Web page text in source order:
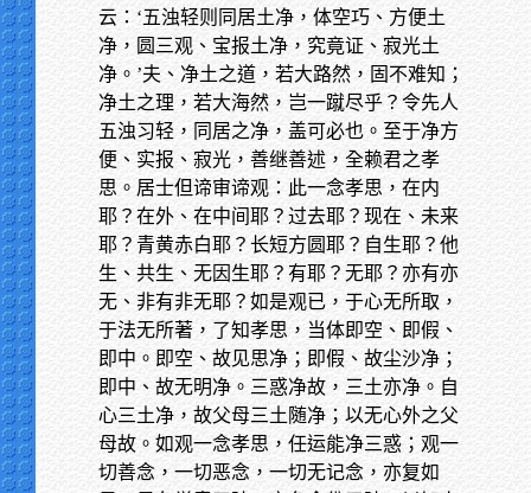
云：‘五浊轻则同居土净，体空巧、方便土
净，圆三观、宝报土净，究竟证、寂光土
净。’夫、净土之道，若大路然，固不难知；
净土之理，若大海然，岂一蹴尽乎？令先人
五浊习轻，同居之净，盖可必也。至于净方
便、实报、寂光，善继善述，全赖君之孝
思。居士但谛审谛观：此一念孝思，在内
耶？在外、在中间耶？过去耶？现在、未来
耶？青黄赤白耶？长短方圆耶？自生耶？他
生、共生、无因生耶？有耶？无耶？亦有亦
无、非有非无耶？如是观已，于心无所取，
于法无所著，了知孝思，当体即空、即假、
即中。即空、故见思净；即假、故尘沙净；
即中、故无明净。三惑净故，三土亦净。自
心三土净，故父母三土随净；以无心外之父
母故。如观一念孝思，任运能净三惑；观一
切善念，一切恶念，一切无记念，亦复如